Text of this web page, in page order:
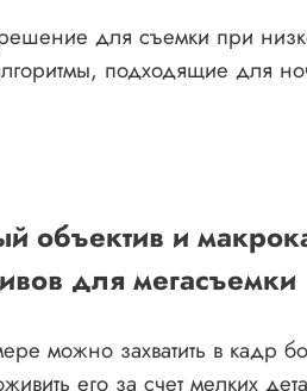
для съемки при
подходящие для
объектив и
для мегасъемки
можно захватить в кадр
его за счет мелких